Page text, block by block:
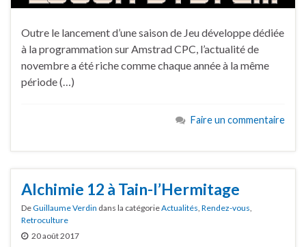
Outre le lancement d’une saison de Jeu développe dédiée
à la programmation sur Amstrad CPC, l’actualité de
novembre a été riche comme chaque année à la même
période (…)
Faire un commentaire
Alchimie 12 à Tain-l’Hermitage
DeGuillaume Verdin dans la catégorieActualités Rendez-vous
Retroculture
20 août 2017